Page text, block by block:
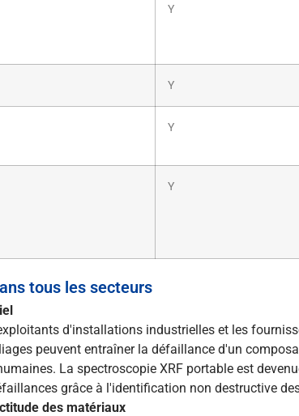
Y
Y
Y
Y
tous les secteurs
d'installations industrielles et les
peuvent entraîner la défaillance d'un
La spectroscopie XRF portable est
grâce à l'identification non destructive
des matériaux